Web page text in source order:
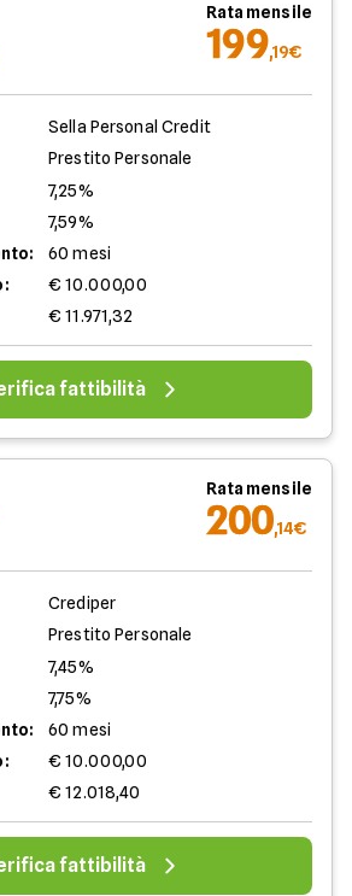
Rata mensile
199,19€
Sella Personal Credit
Prestito Personale
7,25%
7,59%
60 mesi
€ 10.000,00
€ 11.971,32
fattibilità
Rata mensile
200,14€
Crediper
Prestito Personale
7,45%
7,75%
60 mesi
€ 10.000,00
€ 12.018,40
fattibilità